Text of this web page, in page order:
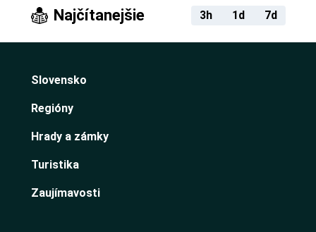
Najčítanejšie 3h 1d 7d
Slovensko
Regióny
Hrady a zámky
Turistika
Zaujímavosti